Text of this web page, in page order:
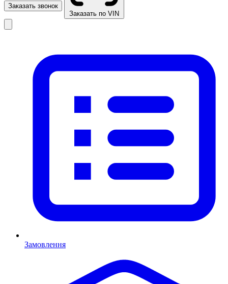
Заказать звонок
Заказать по VIN
Замовлення